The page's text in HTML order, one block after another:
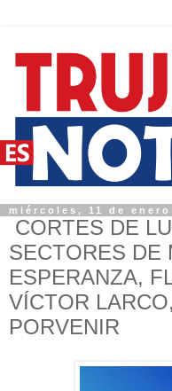
miércoles, 11 de enero
CORTES DE
SECTORES DE
ESPERANZA,
VÍCTOR
PORVENIR